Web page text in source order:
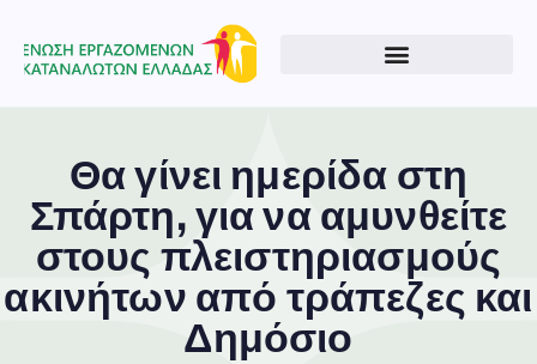
Θα γίνει ημερίδα στη
Σπάρτη, για να αμυνθείτε
στους πλειστηριασμούς
ακινήτων από τράπεζες και
Δημόσιο